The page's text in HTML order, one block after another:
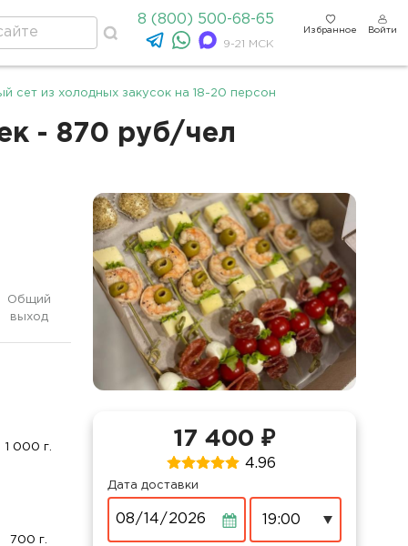
8 (800) 500-68-65
9-21 МСК
Избранное Войти
сет из холодных закусок на 18-20 персон
- 870 руб/чел
Общий
выход
1 000 г.
700 г.
17 400 ₽
4.96
Дата доставки